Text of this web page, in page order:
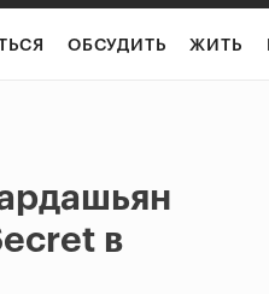
ОБСУДИТЬ ЖИТЬ
в